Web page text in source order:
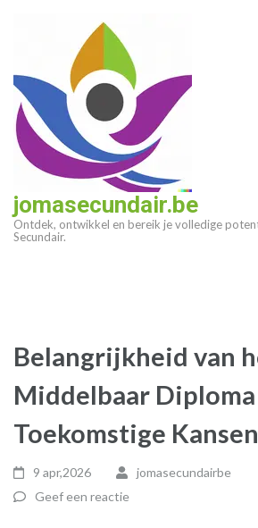
(druk
enter)
jomasecundair.be
Ontdek, ontwikkel en bereik je volledige
Secundair.
Belangrijkheid van
Middelbaar
Toekomstige Kansen
9 apr,2026
jomasecundairbe
Geef een reactie